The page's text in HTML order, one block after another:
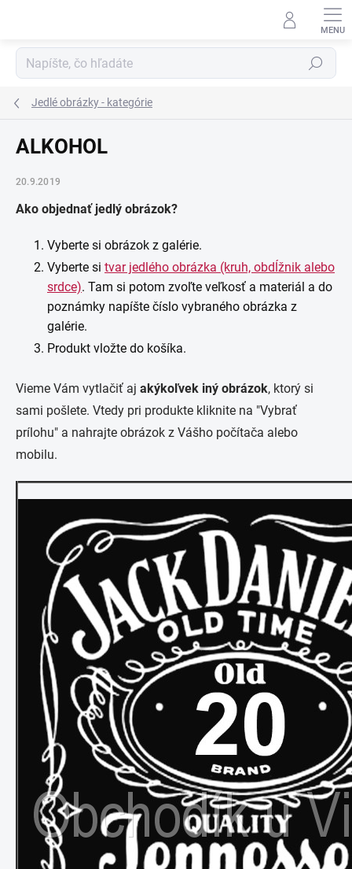
Hľadať
Jedlé obrázky - kategórie
ALKOHOL
20.9.2019
Ako objednať jedlý obrázok?
Vyberte si obrázok z galérie.
Vyberte si tvar jedlého obrázka (kruh, obdĺžnik alebo
srdce). Tam si potom zvoľte veľkosť a materiál a do
poznámky napíšte číslo vybraného obrázka z
galérie.
Produkt vložte do košíka.
Vieme Vám vytlačiť aj akýkoľvek iný obrázok, ktorý si
sami pošlete. Vtedy pri produkte kliknite na "Vybrať
prílohu" a nahrajte obrázok z Vášho počítača alebo
mobilu.